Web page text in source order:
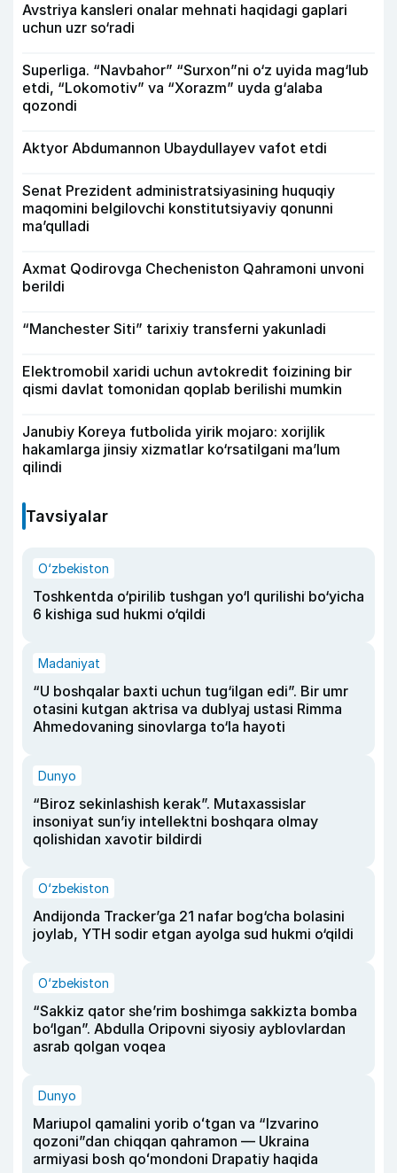
Avstriya kansleri onalar mehnati haqidagi gaplari
uchun uzr so‘radi
Superliga. “Navbahor” “Surxon”ni o‘z uyida mag‘lub
etdi, “Lokomotiv” va “Xorazm” uyda g‘alaba
qozondi
Aktyor Abdu­mannon Ubaydullayev vafot etdi
Senat Prezident administratsiyasining huquqiy
maqomini belgilovchi konstitutsiyaviy qonunni
ma’qulladi
Axmat Qodirovga Checheniston Qahramoni unvoni
berildi
“Manchester Siti” tarixiy transferni yakunladi
Elektromobil xaridi uchun avtokredit foizining bir
qismi davlat tomonidan qoplab berilishi mumkin
Janubiy Koreya futbolida yirik mojaro: xorijlik
hakamlarga jinsiy xizmatlar ko‘rsatilgani ma’lum
qilindi
Tavsiyalar
O‘zbekiston
Toshkentda o‘pirilib tushgan yo‘l qurilishi bo‘yicha
6 kishiga sud hukmi o‘qildi
Madaniyat
“U boshqalar baxti uchun tug‘ilgan edi”. Bir umr
otasini kutgan aktrisa va dublyaj ustasi Rimma
Ahmedovaning sinovlarga to‘la hayoti
Dunyo
“Biroz sekinlashish kerak”. Mutaxassislar
insoniyat sun’iy intellektni boshqara olmay
qolishidan xavotir bildirdi
O‘zbekiston
Andijonda Tracker’ga 21 nafar bog‘cha bolasini
joylab, YTH sodir etgan ayolga sud hukmi o‘qildi
O‘zbekiston
“Sakkiz qator she’rim boshimga sakkizta bomba
bo‘lgan”. Abdulla Oripovni siyosiy ayblovlardan
asrab qolgan voqea
Dunyo
Mariupol qamalini yorib oʻtgan va “Izvarino
qozoni”dan chiqqan qahramon — Ukraina
armiyasi bosh qoʻmondoni Drapatiy haqida